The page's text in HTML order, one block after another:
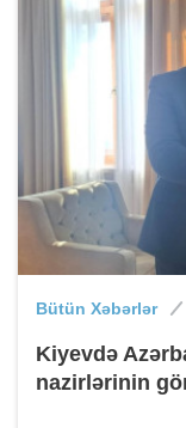
Bütün Xəbərlər
Kiyevdə
nazirlərinin